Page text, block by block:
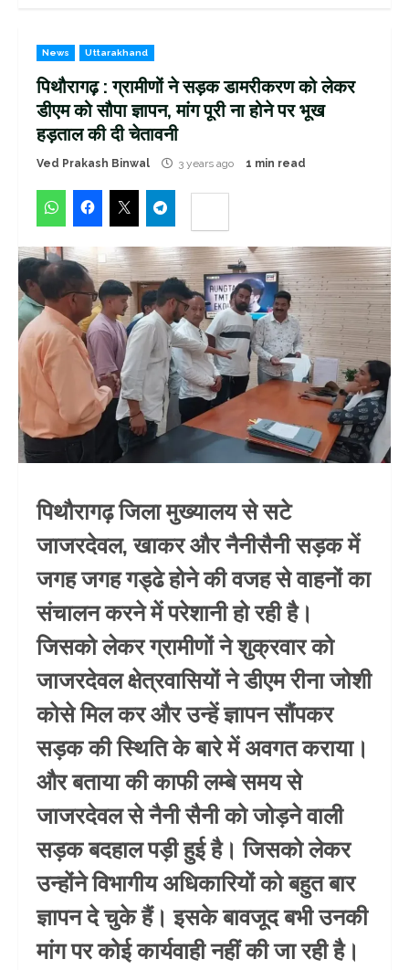
News Uttarakhand
पिथौरागढ़ : ग्रामीणों ने सड़क डामरीकरण को लेकर
डीएम को सौपा ज्ञापन, मांग पूरी ना होने पर भूख
हड़ताल की दी चेतावनी
Ved Prakash Binwal 3 years ago 1 min read
पिथौरागढ़ जिला मुख्यालय से सटे
जाजरदेवल, खाकर और नैनीसैनी सड़क में
जगह जगह गड्ढे होने की वजह से वाहनों का
संचालन करने में परेशानी हो रही है।
जिसको लेकर ग्रामीणों ने शुक्रवार को
जाजरदेवल क्षेत्रवासियों ने डीएम रीना जोशी
कोसे मिल कर और उन्हें ज्ञापन सौंपकर
सड़क की स्थिति के बारे में अवगत कराया।
और बताया की काफी लम्बे समय से
जाजरदेवल से नैनी सैनी को जोड़ने वाली
सड़क बदहाल पड़ी हुई है। जिसको लेकर
उन्होंने विभागीय अधिकारियों को बहुत बार
ज्ञापन दे चुके हैं। इसके बावजूद बभी उनकी
मांग पर कोई कार्यवाही नहीं की जा रही है।